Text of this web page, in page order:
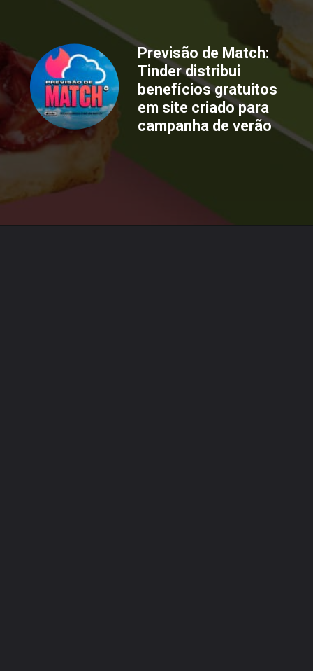
Previsão de Match:
Tinder distribui
benefícios gratuitos
em site criado para
campanha de verão